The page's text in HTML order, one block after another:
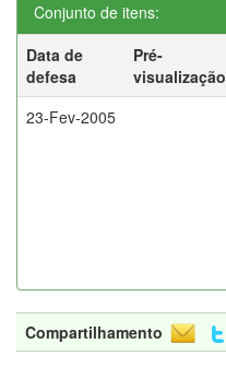
Conjunto de itens:
Data de
defesa
Pré-
visualização
23-Fev-2005
Compartilhamento